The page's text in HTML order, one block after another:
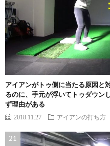
アイアンがトゥ側に当たる原因と
るのに、手元が浮いてトゥダウン
ず理由がある
2018.11.27 アイアンの打ち方